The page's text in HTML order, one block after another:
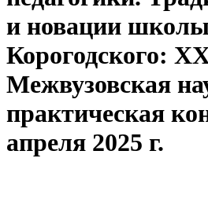
и новации
Корогодского:
Межвузовская
практическая
апреля 2025 г.